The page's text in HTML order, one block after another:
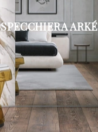
SPECCHIERA ARKÉ